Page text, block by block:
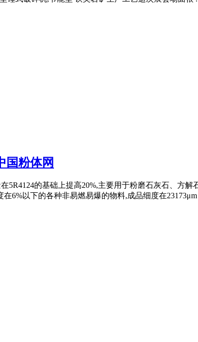
国粉体网
5R4124的基础上提高20%,主要用于粉磨石灰石、方
6%以下的各种非易燃易爆的物料,成品细度在